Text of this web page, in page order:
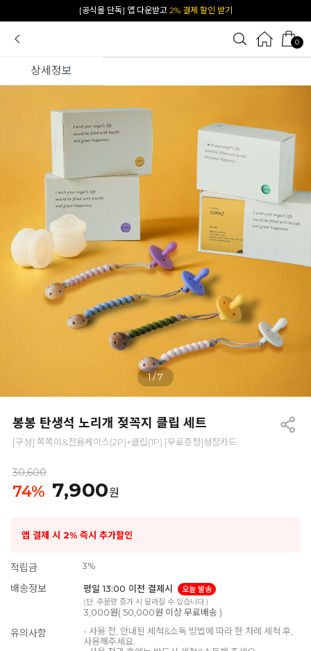
카카오 플친 추가하면1천원 즉시 할인 쿠폰
0
상세정보
1/7
봉봉 탄생석 노리개 젖꼭지 클립 세트
[구성] 쪽쪽이&전용케이스(2P)+클립(1P) [무료증정]성장카드
30,600
74% 7,900원
앱 결제 시 2% 즉시 추가할인
적립금 3%
배송정보 평일 13:00 이전 결제시
오늘 발송
(단, 주문량 증가 시 달라질 수 있습니다.)
3,000원( 50,000원 이상 무료배송 )
유의사항
- 사용 전, 안내된 세척&소독 방법에 따라 한 차례 세척 후,
사용해주세요.